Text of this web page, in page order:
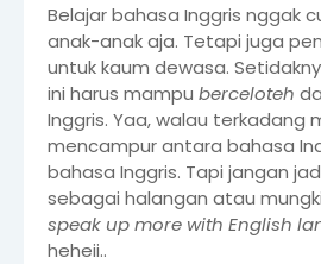
Belajar bahasa Inggris nggak
anak-anak aja. Tetapi juga
untuk kaum dewasa.
ini harus mampu berceloteh
Inggris. Yaa, walau terkadang
mencampur antara bahasa
bahasa Inggris. Tapi jangan
sebagai halangan atau
speak up more with English
heheii..